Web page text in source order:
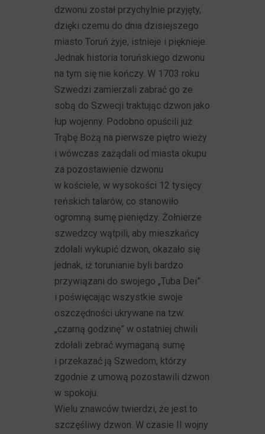
dzwonu został przychylnie przyjęty,
dzięki czemu do dnia dzisiejszego
miasto Toruń żyje, istnieje i pięknieje.
Jednak historia toruńskiego dzwonu
na tym się nie kończy. W 1703 roku
Szwedzi zamierzali zabrać go ze
sobą do Szwecji traktując dzwon jako
łup wojenny. Podobno opuścili już
Trąbę Bożą na pierwsze piętro wieży
i wówczas zażądali od miasta okupu
za pozostawienie dzwonu
w kościele, w wysokości 12 tysięcy
reńskich talarów, co stanowiło
ogromną sumę pieniędzy. Żołnierze
szwedzcy wątpili, aby mieszkańcy
zdołali wykupić dzwon, okazało się
jednak, iż torunianie byli bardzo
przywiązani do swojego „Tuba Dei”
i poświęcając wszystkie swoje
oszczędności ukrywane na tzw.
„czarną godzinę” w ostatniej chwili
zdołali zebrać wymaganą sumę
i przekazać ją Szwedom, którzy
zgodnie z umową pozostawili dzwon
w spokoju.
Wielu znawców twierdzi, że jest to
szczęśliwy dzwon. W czasie II wojny